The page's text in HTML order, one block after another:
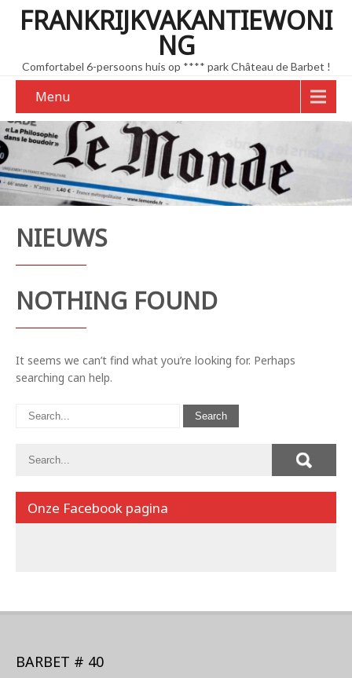
FRANKRIJKVAKANTIEWONI
NG
Comfortabel 6-persoons huis op **** park Château de Barbet !
Menu
NIEUWS
NOTHING FOUND
It seems we can’t find what you’re looking for. Perhaps
searching can help.
Onze Facebook pagina
BARBET # 40